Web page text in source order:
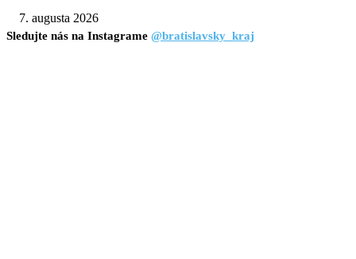
7. augusta 2026
Sledujte nás na Instagrame @bratislavsky_kraj